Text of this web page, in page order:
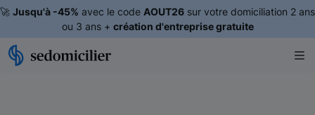
🚀 Jusqu'à -45% avec le code AOUT26 sur votre domiciliation 2 ans
ou 3 ans + création d'entreprise gratuite